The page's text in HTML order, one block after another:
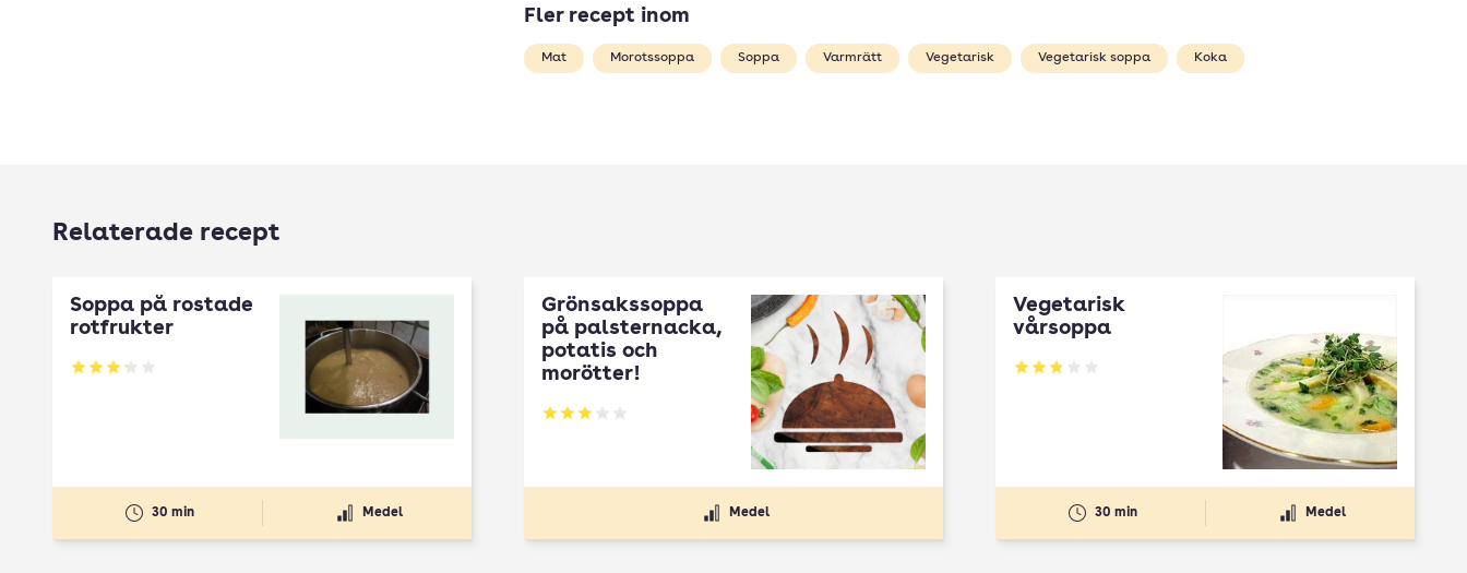
Fler recept inom
Mat Morotssoppa Soppa Varmrätt Vegetarisk Vegetarisk soppa Koka
Relaterade recept
Soppa på rostade
rotfrukter
Betyg: 3.18 av 5
30 min Medel
Grönsakssoppa
på palsternacka,
potatis och
morötter!
Betyg: 3.02 av 5
Medel
Vegetarisk
vårsoppa
Betyg: 2.83 av 5
30 min Medel